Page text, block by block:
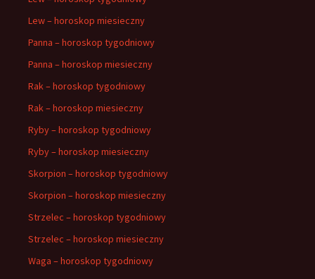
Lew – horoskop miesieczny
Panna – horoskop tygodniowy
Panna – horoskop miesieczny
Rak – horoskop tygodniowy
Rak – horoskop miesieczny
Ryby – horoskop tygodniowy
Ryby – horoskop miesieczny
Skorpion – horoskop tygodniowy
Skorpion – horoskop miesieczny
Strzelec – horoskop tygodniowy
Strzelec – horoskop miesieczny
Waga – horoskop tygodniowy